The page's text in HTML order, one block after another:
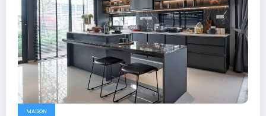
MAISON